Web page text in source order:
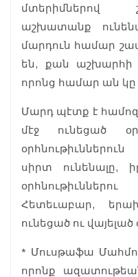
մտերիմներով
աշխատանք
մարդուն համար
են, քան աշխարհի
որոնց համար ան կը
Մարդ պէտք է
մէջ ունեցած
սիրտ ունենալը,
Հետեւաբար,
ունեցած ու
* Մուսթաֆա
որոնք